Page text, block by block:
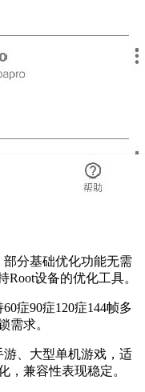
分基础优化功能无需
设备的优化工具。
症90症120症144帧多
需求。
、大型单机游戏，适
，兼容性表现稳定。